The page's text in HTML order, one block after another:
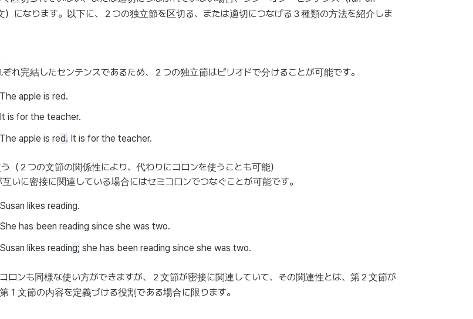
になります。以下に、２つの独立節を区切る、または適切につなげる３種類の方法を紹介しま
れ完結したセンテンスであるため、２つの独立節はピリオドで分けることが可能です。
The apple is red.
It is for the teacher.
The apple is red. It is for the teacher.
（２つの文節の関係性により、代わりにコロンを使うことも可能）
いに密接に関連している場合にはセミコロンでつなぐことが可能です。
Susan likes reading.
She has been reading since she was two.
Susan likes reading; she has been reading since she was two.
コロンも同様な使い方ができますが、２文節が密接に関連していて、その関連性とは、第２文節が
第１文節の内容を定義づける役割である場合に限ります。